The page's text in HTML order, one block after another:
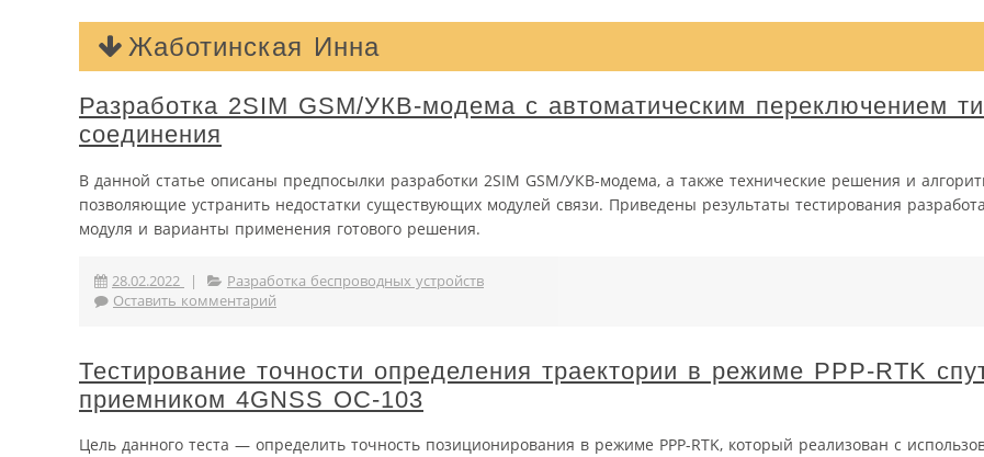
Жаботинская Инна
Разработка 2SIM GSM/УКВ-модема с автоматическим переключением
соединения
В данной статье описаны предпосылки разработки 2SIM GSM/УКВ-модема, а также технические решения и
позволяющие устранить недостатки существующих модулей связи. Приведены результаты тестирования
модуля и варианты применения готового решения.
28.02.2022 |
Разработка беспроводных устройств
Оставить комментарий
Тестирование точности определения траектории в режиме PPP-RTK
приемником 4GNSS ОС-103
Цель данного теста — определить точность позиционирования в режиме PPP-RTK, который реализован с